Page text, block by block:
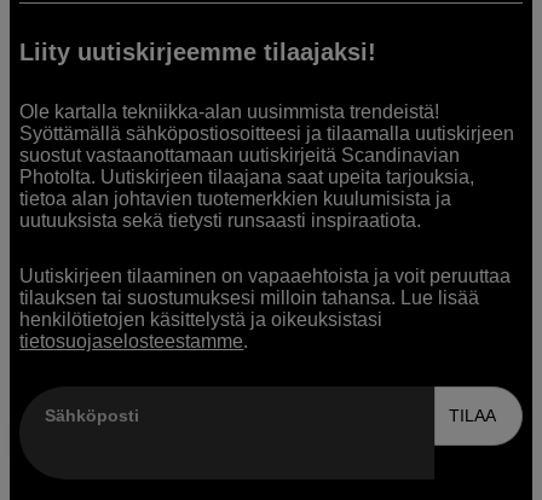
Liity uutiskirjeemme tilaajaksi!
Ole kartalla tekniikka-alan uusimmista trendeistä!
Syöttämällä sähköpostiosoitteesi ja tilaamalla uutiskirjeen
suostut vastaanottamaan uutiskirjeitä Scandinavian
Photolta. Uutiskirjeen tilaajana saat upeita tarjouksia,
tietoa alan johtavien tuotemerkkien kuulumisista ja
uutuuksista sekä tietysti runsaasti inspiraatiota.
Uutiskirjeen tilaaminen on vapaaehtoista ja voit peruuttaa
tilauksen tai suostumuksesi milloin tahansa. Lue lisää
henkilötietojen käsittelystä ja oikeuksistasi
tietosuojaselosteestamme.
Sähköposti TILAA